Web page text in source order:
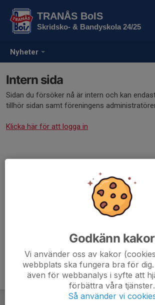
Nyheter
TRANÅS BoIS
Skridsko- & Bandyskola 24/25
Intern sida
Sidan du försöker nå är intern och kan
tillhör sidan samt föreningens
Klicka här för att logga in
Godkänn kakor
Vi använder oss av kakor
webbplats ska fungera bra för
även för webbanalys i syfte att
förbättra våra tjänster.
Så använder vi